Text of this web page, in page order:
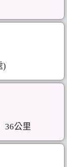
)
36公里